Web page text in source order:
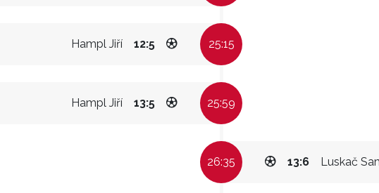
Hampl Jiří 12:5 25:15
Hampl Jiří 13:5 25:59
26:35 Luskač
13:6